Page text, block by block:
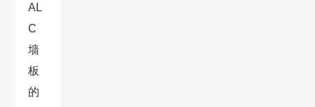
AL
C
墙
板
的